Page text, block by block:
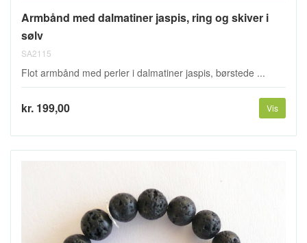
Armbånd med dalmatiner jaspis, ring og skiver i
sølv
SA2115
Flot armbånd med perler i dalmatiner jaspis, børstede ...
kr. 199,00 Vis